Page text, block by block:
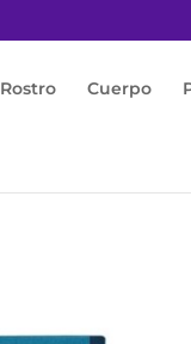
Rostro Cuerpo